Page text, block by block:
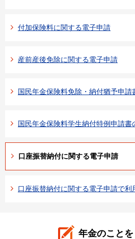
付加保険料に関する電子申請
産前産後免除に関する電子申請
国民年金保険料免除・納付猶予申請
国民年金保険料学生納付特例申請書
口座振替納付に関する電子申請
口座振替納付に関する電子申請で
年金のこと